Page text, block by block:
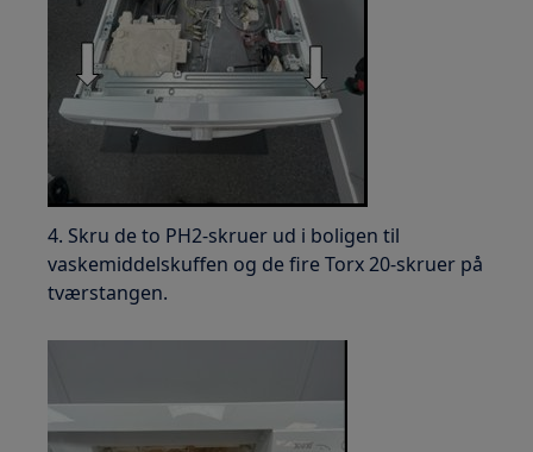
4. Skru de to PH2-skruer ud i boligen til
vaskemiddelskuffen og de fire Torx 20-skruer på
tværstangen.